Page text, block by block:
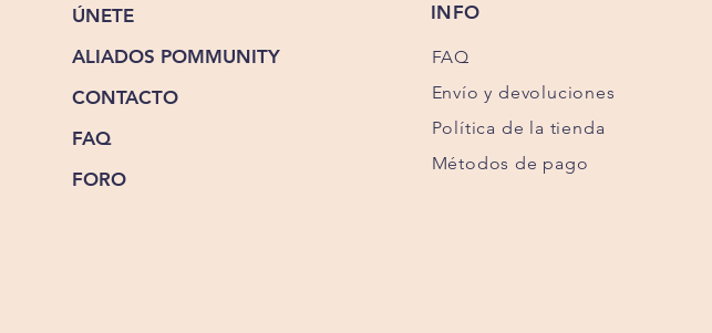
ÚNETE
ALIADOS POMMUNITY
CONTACTO
FAQ
FORO
INFO
FAQ
Envío y devoluciones
Política de la tienda
Métodos de pago